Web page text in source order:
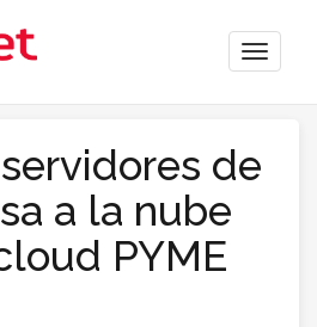
Toggle
de
a la nube
PYME